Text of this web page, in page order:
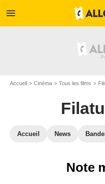
menu
Accueil Cinéma Tous les films
Accueil News
Note